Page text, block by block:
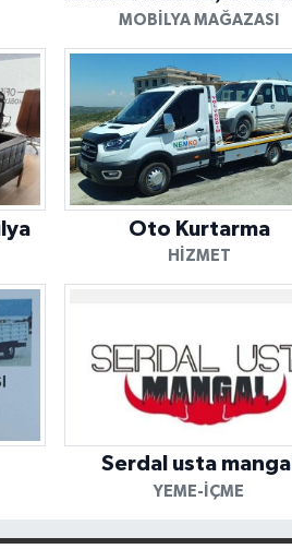
MOBILYA MAĞAZASI
Oto Kurtarma
HIZMET
Serdal usta mangal
YEME-İÇME